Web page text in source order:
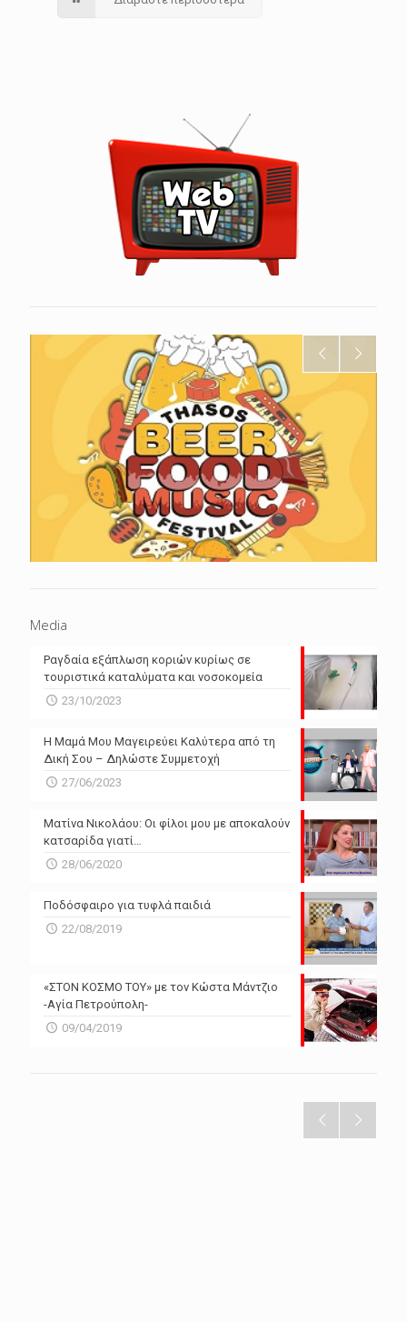
Media
Ραγδαία εξάπλωση κοριών κυρίως σε
τουριστικά καταλύματα και νοσοκομεία
23/10/2023
Η Μαμά Μου Μαγειρεύει Καλύτερα από τη
Δική Σου – Δηλώστε Συμμετοχή
27/06/2023
Ματίνα Νικολάου: Οι φίλοι μου με αποκαλούν
κατσαρίδα γιατί…
28/06/2020
Ποδόσφαιρο για τυφλά παιδιά
22/08/2019
«ΣΤΟΝ ΚΟΣΜΟ ΤΟΥ» με τον Κώστα Μάντζιο
-Αγία Πετρούπολη-
09/04/2019